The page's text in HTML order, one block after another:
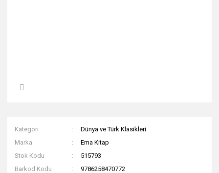
Kategori
Dünya ve Türk Klasikleri
Marka
Ema Kitap
Stok Kodu
515793
Barkod Kodu
9786258470772